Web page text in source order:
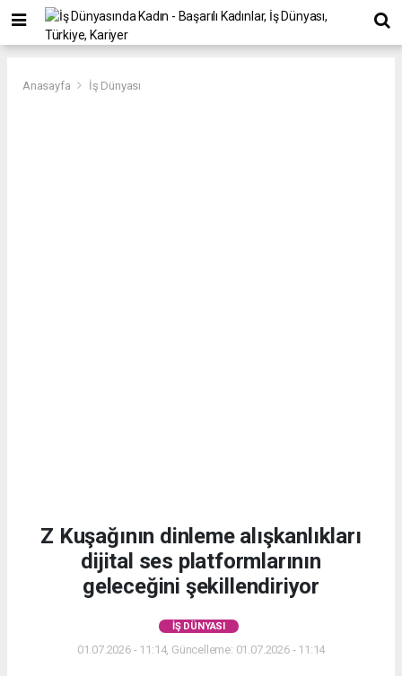
Anasayfa İş Dünyası
Z Kuşağının dinleme alışkanlıkları
dijital ses platformlarının
geleceğini şekillendiriyor
İŞ DÜNYASI
01.07.2026 - 11:14, Güncelleme: 01.07.2026 - 11:14